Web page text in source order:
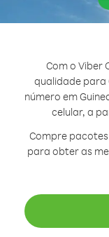
Com o Viber
qualidade para
número em
celular, a
Compre
para obter as